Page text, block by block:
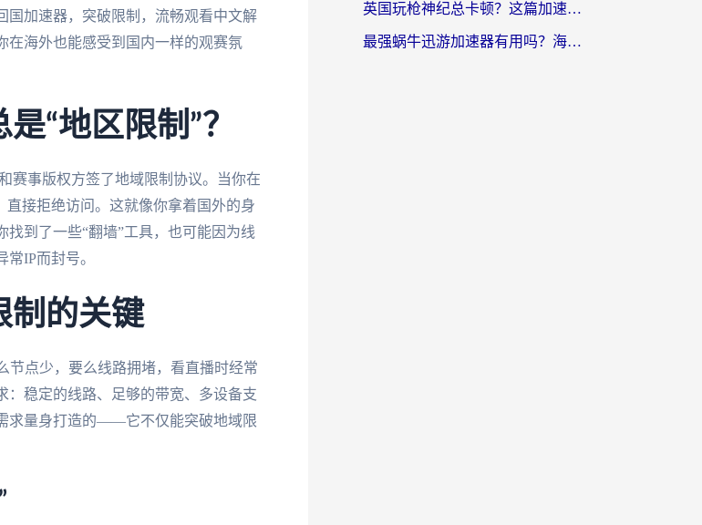
国加速器，突破限制，流畅观看中文解
在海外也能感受到国内一样的观赛氛
“地区限制”？
赛事版权方签了地域限制协议。当你在
接拒绝访问。这就像你拿着国外的身
到了一些“翻墙”工具，也可能因为线
IP而封号。
制的关键
节点少，要么线路拥堵，看直播时经常
：稳定的线路、足够的带宽、多设备支
求量身打造的——它不仅能突破地域限
英国玩枪神纪总卡顿？这篇加速器选择指南帮你告别延迟（附实测推荐）
最强蜗牛迅游加速器有用吗？海外玩家国服游戏加速避坑指南（附德国玩忍者必须死3流星蝴蝶剑解决办法）